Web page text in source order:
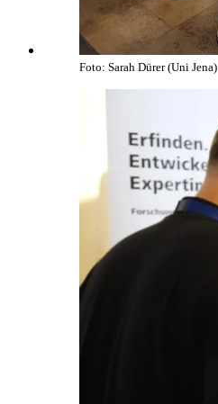
Foto: Sarah Dürer (Uni Jena)